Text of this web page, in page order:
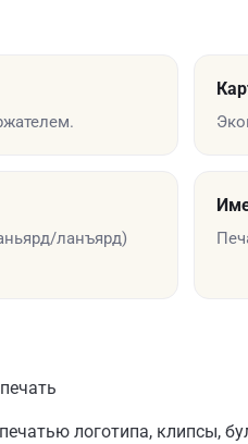
ланъярд)
логотипа, клипсы,